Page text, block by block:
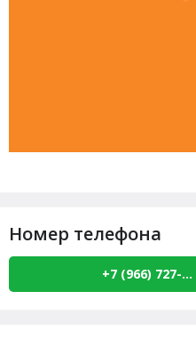
Номер телефона
+7 (966) 727-...